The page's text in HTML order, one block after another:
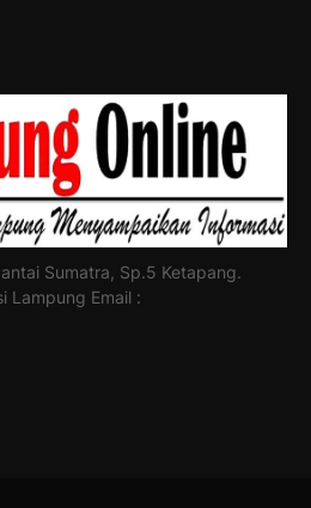
Sumatra, Sp.5 Ketapang.
Lampung Email :